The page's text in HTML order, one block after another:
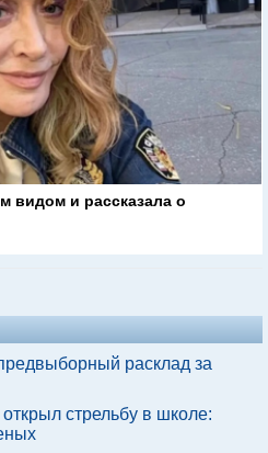
видом и рассказала о
расклад за
стрельбу в школе: